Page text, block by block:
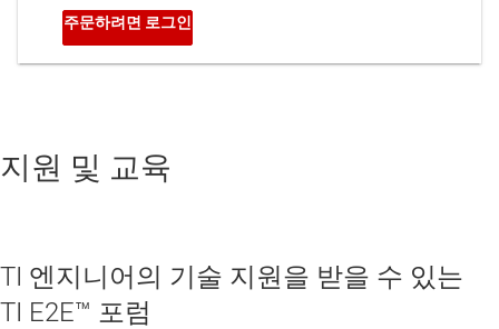
지원 및 교육
TI 엔지니어의 기술 지원을 받을 수 있는
TI E2E™ 포럼